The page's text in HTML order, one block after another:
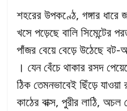
শহরের উপকণ্ঠে, গঙ্গার ধারে
খসে পড়েছে বালি
পাঁজর বেয়ে বেড়ে উঠেছে বট-
। যেন বেঁচে থাকার রসদ
ঠিক তেমনভাবেই ছিঁড়ে যাওয়া
কাঠের বাক্স, পুরীর লাঠি,